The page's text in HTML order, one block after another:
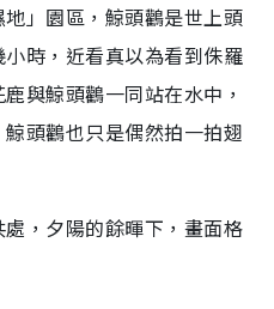
」園區，鯨頭鸛是世上頭
時，近看真以為看到侏羅
與鯨頭鸛一同站在水中，
頭鸛也只是偶然拍一拍翅
，夕陽的餘暉下，畫面格